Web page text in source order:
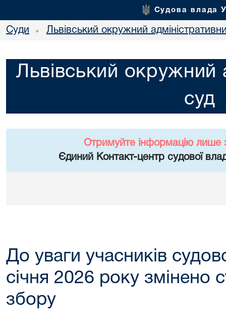
Судова влада
Суди • Львівський окружний
Львівський окружний
суд
Отримуйте інформацію лише
Єдиний Контакт-центр судової
До уваги учасників
січня 2026 року змінено
збору